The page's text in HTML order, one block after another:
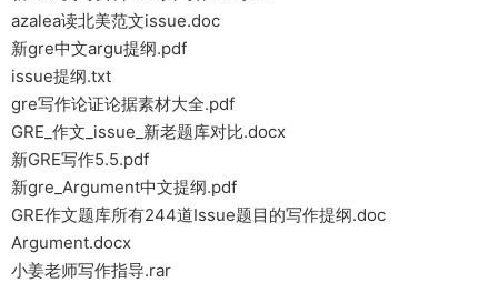
azalea读北美范文issue.doc
新gre中文argu提纲.pdf
issue提纲.txt
gre写作论证论据素材大全.pdf
GRE_作文_issue_新老题库对比.docx
新GRE写作5.5.pdf
新gre_Argument中文提纲.pdf
GRE作文题库所有244道Issue题目的写作提纲.doc
Argument.docx
小姜老师写作指导.rar